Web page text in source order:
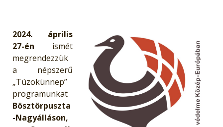
2024. április
27-én ismét
megrendezzük
a népszerű
„Túzokünnep”
programunkat
Bösztörpuszta
-Nagyálláson,